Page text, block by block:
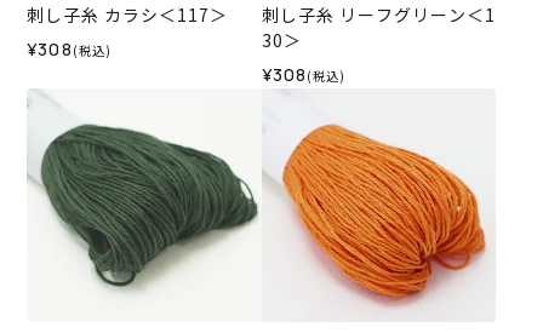
刺し子糸 カラシ＜117＞
¥308 (税込)
刺し子糸 リーフグリーン＜1
30＞
¥308 (税込)